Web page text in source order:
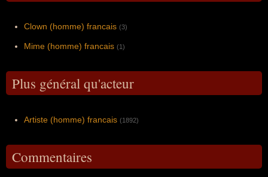
Clown (homme) francais (3)
Mime (homme) francais (1)
Plus général qu'acteur
Artiste (homme) francais (1892)
Commentaires